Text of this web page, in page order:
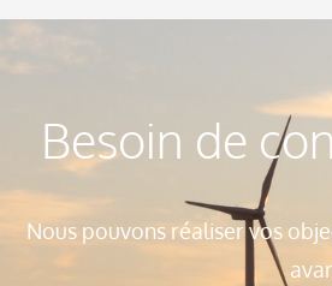
Besoin de
Nous pouvons réaliser vos